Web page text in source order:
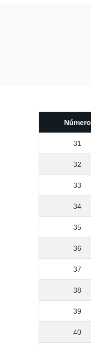
Número
31
32
33
34
35
36
37
38
39
40